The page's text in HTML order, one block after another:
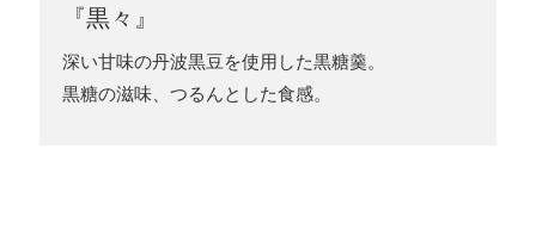
『黒々』
深い甘味の丹波黒豆を使用した黒糖羹。
黒糖の滋味、つるんとした食感。